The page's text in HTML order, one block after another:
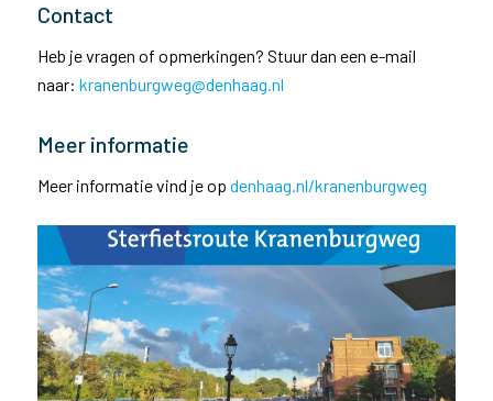
Contact
Heb je vragen of opmerkingen? Stuur dan een e-mail
naar: kranenburgweg@denhaag.nl
Meer informatie
Meer informatie vind je op denhaag.nl/kranenburgweg